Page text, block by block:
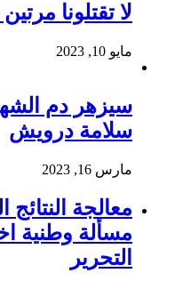
لا تقتلونا
مايو 10, 2023
سيزهر دم
سلامة درويش
مارس 16, 2023
معالجة النتائج
مسألة وطنية
التحرير